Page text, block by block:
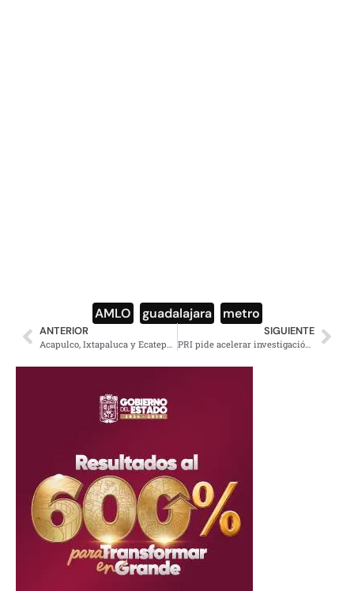
AMLO guadalajara metro
ANTERIOR SIGUIENTE
PRI pide acelerar investigación de accidente en Puebla por el bien de las elecciones